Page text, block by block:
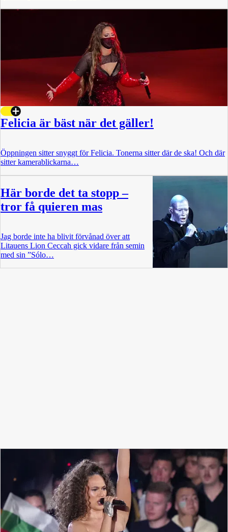
Felicia är bäst när det gäller!
Öppningen sitter snyggt för Felicia. Tonerna sitter där de ska! Och där
sitter kamerablickarna…
Här borde det ta stopp –
tror få quieren mas
Jag borde inte ha blivit förvånad över att
Litauens Lion Ceccah gick vidare från semin
med sin ”Sólo…